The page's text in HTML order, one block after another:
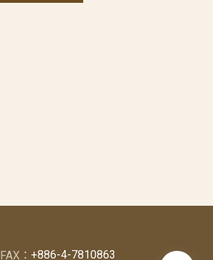
FAX：+886-4-7810863